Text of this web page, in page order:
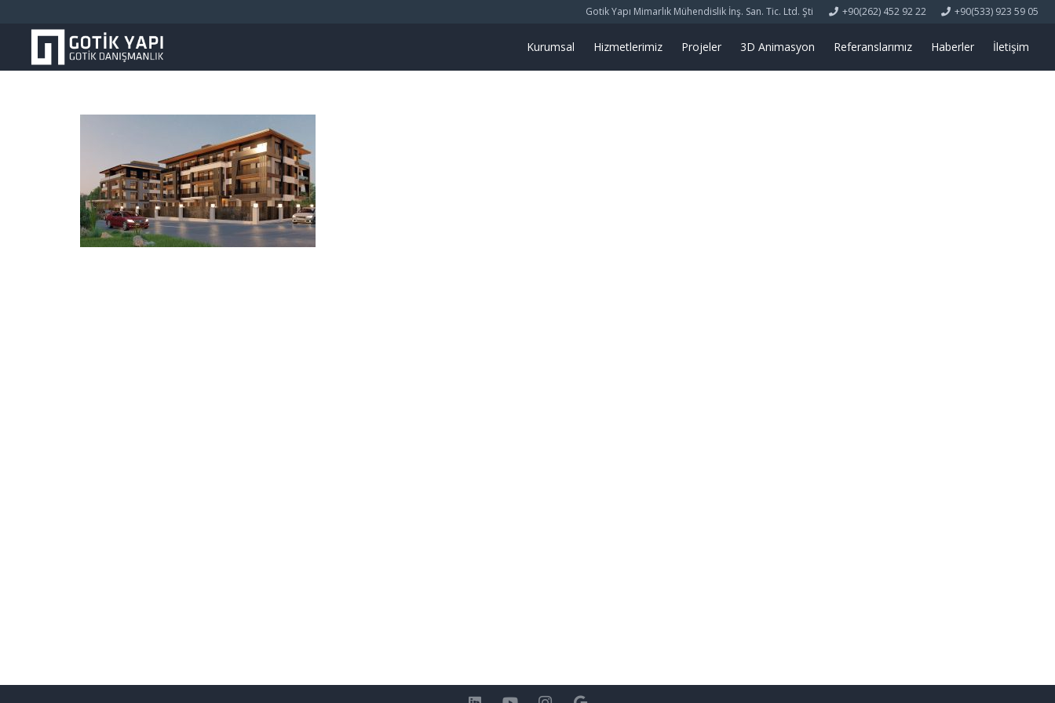
Gotik Yapı Mimarlık Mühendislik İnş. San. Tic. Ltd. Şti +90(262) 452 92 22 +90(533) 923 59 05
Kurumsal Hizmetlerimiz Projeler 3D Animasyon Referanslarımız Haberler İletişim